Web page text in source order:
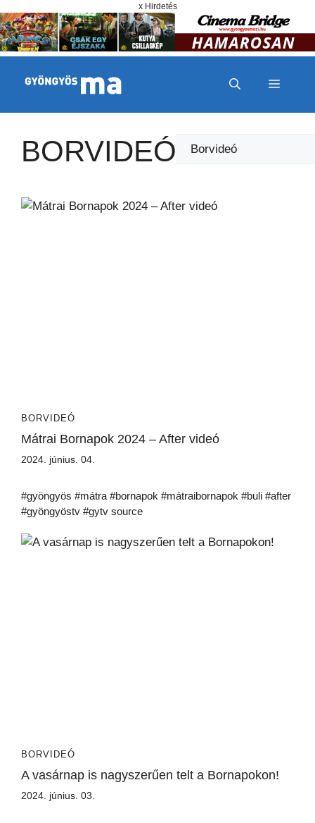
x Hirdetés
MENÜ
BORVIDEÓ Kategóriák
BORVIDEÓ
Mátrai Bornapok 2024 – After videó
2024. június. 04.
#gyöngyös #mátra #bornapok #mátraibornapok #buli #after
#gyöngyöstv #gytv source
BORVIDEÓ
A vasárnap is nagyszerűen telt a Bornapokon!
2024. június. 03.